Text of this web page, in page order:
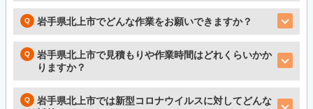
岩手県北上市でどんな作業をお願いできますか？
岩手県北上市で見積もりや作業時間はどれくらいかか
りますか？
岩手県北上市では新型コロナウイルスに対してどんな